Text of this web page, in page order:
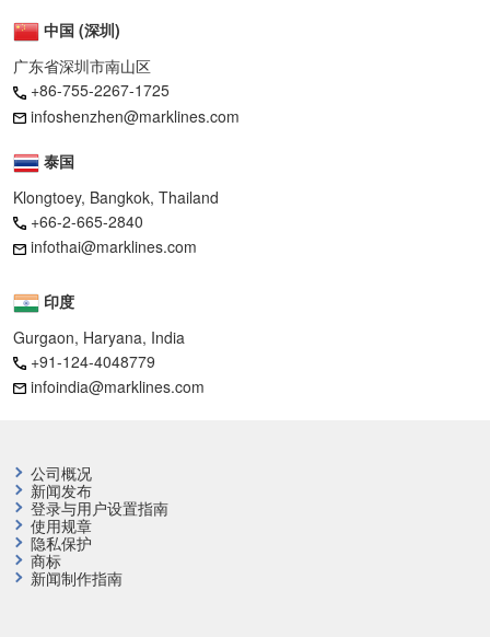
中国 (深圳)
广东省深圳市南山区
+86-755-2267-1725
infoshenzhen@marklines.com
泰国
Klongtoey, Bangkok, Thailand
+66-2-665-2840
infothai@marklines.com
印度
Gurgaon, Haryana, India
+91-124-4048779
infoindia@marklines.com
公司概况
新闻发布
登录与用户设置指南
使用规章
隐私保护
商标
新闻制作指南